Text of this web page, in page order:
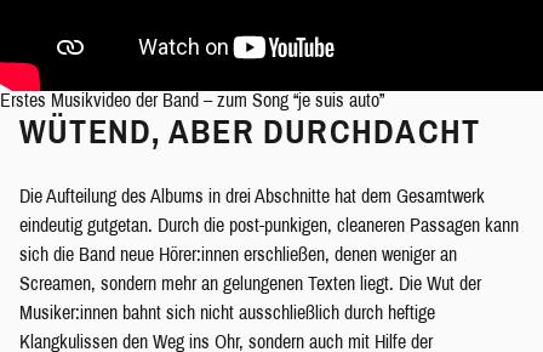
Erstes Musikvideo der Band – zum Song “je suis auto”
WÜTEND, ABER DURCHDACHT
Die Aufteilung des Albums in drei Abschnitte hat dem Gesamtwerk
eindeutig gutgetan. Durch die post-punkigen, cleaneren Passagen kann
sich die Band neue Hörer:innen erschließen, denen weniger an
Screamen, sondern mehr an gelungenen Texten liegt. Die Wut der
Musiker:innen bahnt sich nicht ausschließlich durch heftige
Klangkulissen den Weg ins Ohr, sondern auch mit Hilfe der